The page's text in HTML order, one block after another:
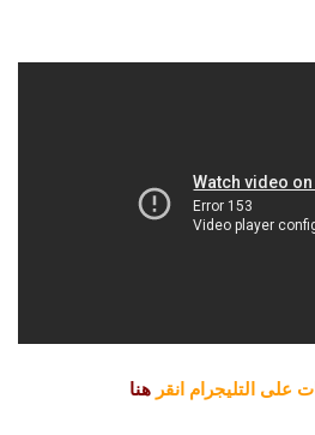
على التليجرام انقر هنا